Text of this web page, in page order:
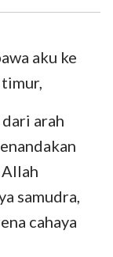
aku ke
arah
samudra,
cahaya